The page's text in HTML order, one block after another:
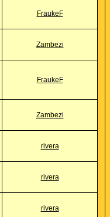
FraukeF
Zambezi
FraukeF
Zambezi
rivera
rivera
rivera